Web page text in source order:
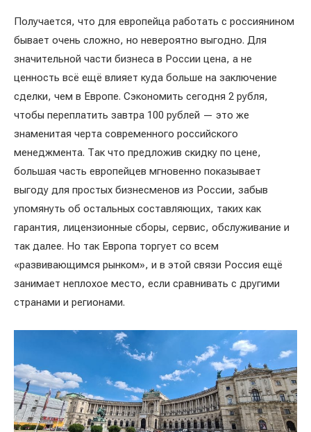
Получается, что для европейца работать с россиянином
бывает очень сложно, но невероятно выгодно. Для
значительной части бизнеса в России цена, а не
ценность всё ещё влияет куда больше на заключение
сделки, чем в Европе. Сэкономить сегодня 2 рубля,
чтобы переплатить завтра 100 рублей — это же
знаменитая черта современного российского
менеджмента. Так что предложив скидку по цене,
большая часть европейцев мгновенно показывает
выгоду для простых бизнесменов из России, забыв
упомянуть об остальных составляющих, таких как
гарантия, лицензионные сборы, сервис, обслуживание и
так далее. Но так Европа торгует со всем
«развивающимся рынком», и в этой связи Россия ещё
занимает неплохое место, если сравнивать с другими
странами и регионами.